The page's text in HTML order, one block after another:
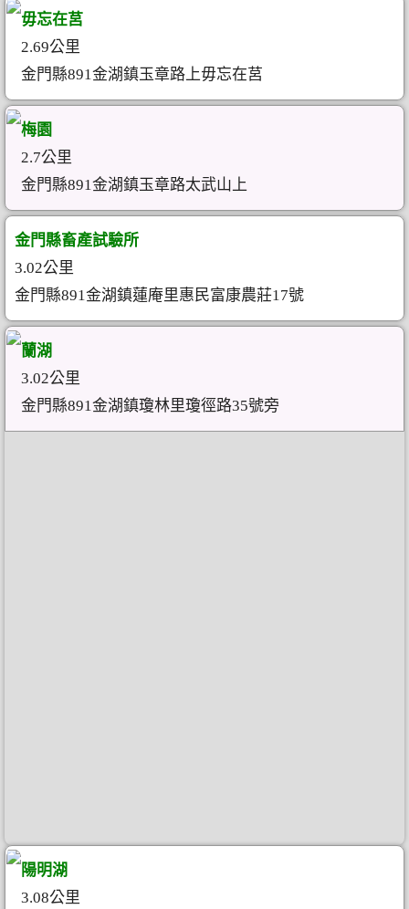
毋忘在莒
2.69公里
金門縣891金湖鎮玉章路上毋忘在莒
梅園
2.7公里
金門縣891金湖鎮玉章路太武山上
金門縣畜產試驗所
3.02公里
金門縣891金湖鎮蓮庵里惠民富康農莊17號
蘭湖
3.02公里
金門縣891金湖鎮瓊林里瓊徑路35號旁
陽明湖
3.08公里